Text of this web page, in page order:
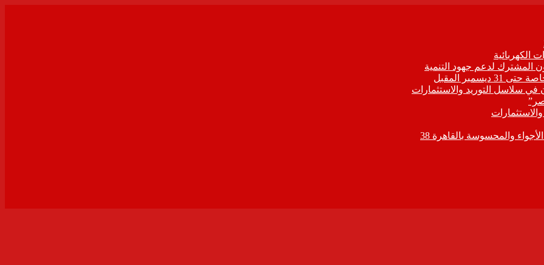
المشترك لدعم جهود التنمية
المقبل
في سلاسل التوريد والاستثمارات
والمحسوسة بالقاهرة 38